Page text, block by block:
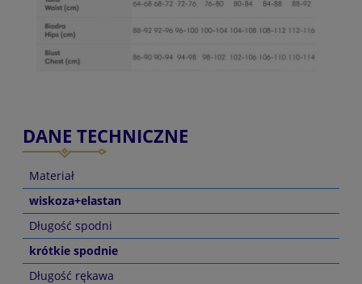
DANE TECHNICZNE
Materiał
wiskoza+elastan
Długość spodni
krótkie spodnie
Długość rękawa